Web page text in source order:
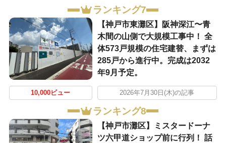
ランキング7
【神戸市東灘区】阪神深江〜青
木間の山側で大規模工事中！ 全
体573戸規模の住宅建替、まずは
285戸から進行中。完成は2032
年9月予定。
10,000ビュー 2026年7月30日(木)の記事
ランキング8
【神戸市灘区】ミスタードーナ
ツ六甲道ショップ前に行列！ 話